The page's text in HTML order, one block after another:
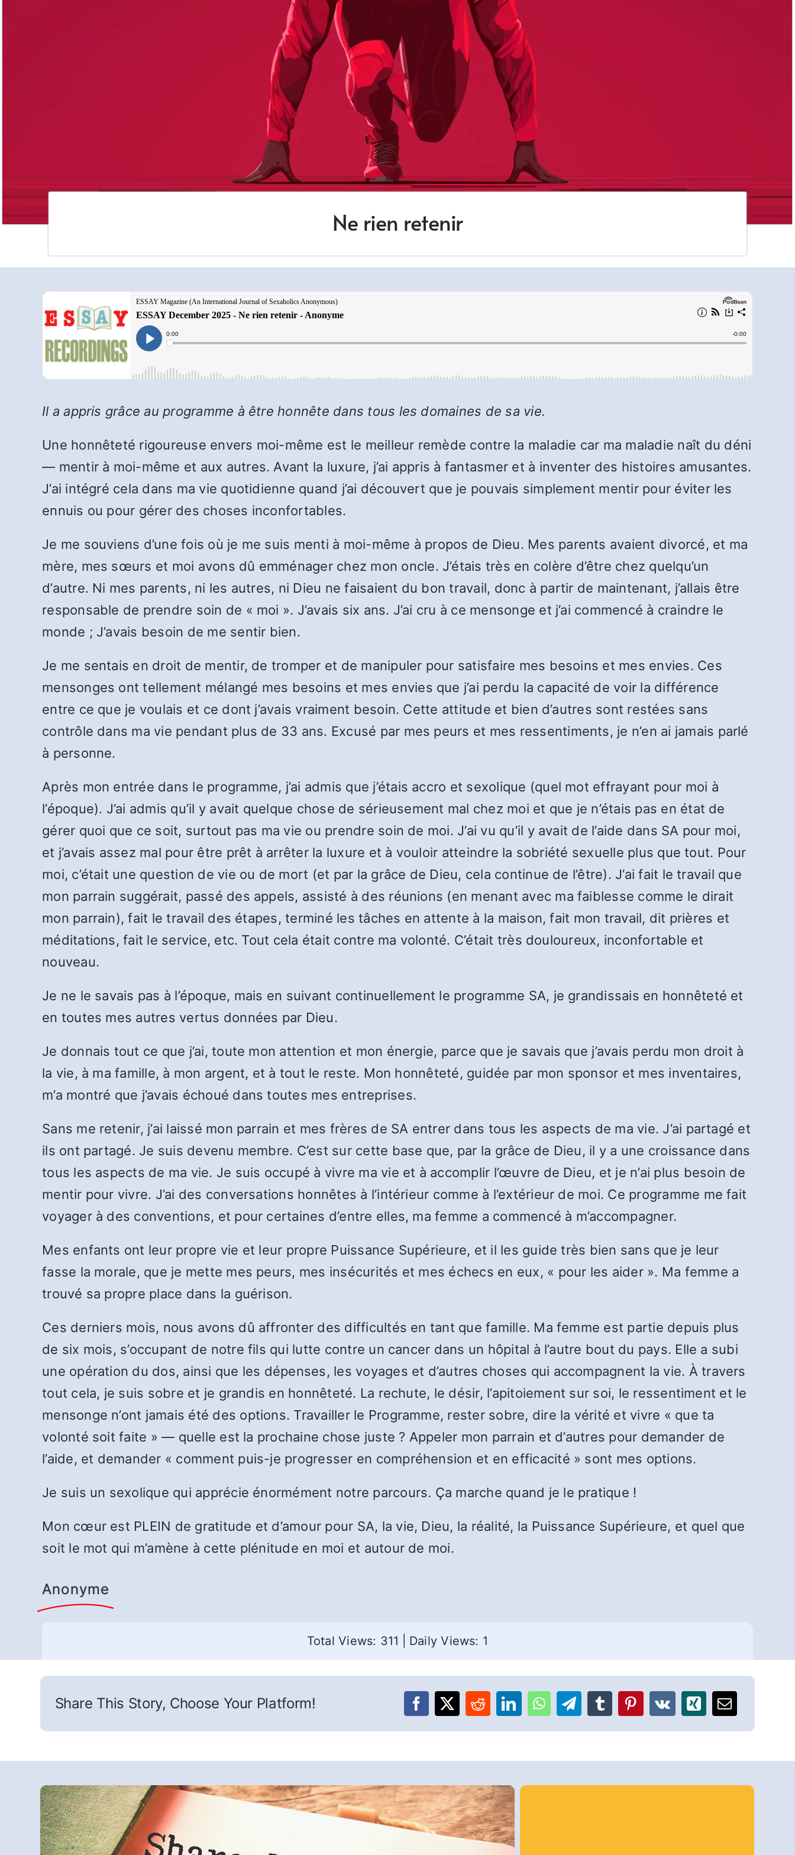
Ne rien retenir
Il a appris grâce au programme à être honnête dans tous les domaines de sa vie.
Une honnêteté rigoureuse envers moi-même est le meilleur remède contre la maladie car ma maladie naît du déni
— mentir à moi-même et aux autres. Avant la luxure, j’ai appris à fantasmer et à inventer des histoires amusantes.
J’ai intégré cela dans ma vie quotidienne quand j’ai découvert que je pouvais simplement mentir pour éviter les
ennuis ou pour gérer des choses inconfortables.
Je me souviens d’une fois où je me suis menti à moi-même à propos de Dieu. Mes parents avaient divorcé, et ma
mère, mes sœurs et moi avons dû emménager chez mon oncle. J’étais très en colère d’être chez quelqu’un
d’autre. Ni mes parents, ni les autres, ni Dieu ne faisaient du bon travail, donc à partir de maintenant, j’allais être
responsable de prendre soin de « moi ». J’avais six ans. J’ai cru à ce mensonge et j’ai commencé à craindre le
monde ; J’avais besoin de me sentir bien.
Je me sentais en droit de mentir, de tromper et de manipuler pour satisfaire mes besoins et mes envies. Ces
mensonges ont tellement mélangé mes besoins et mes envies que j’ai perdu la capacité de voir la différence
entre ce que je voulais et ce dont j’avais vraiment besoin. Cette attitude et bien d’autres sont restées sans
contrôle dans ma vie pendant plus de 33 ans. Excusé par mes peurs et mes ressentiments, je n’en ai jamais parlé
à personne.
Après mon entrée dans le programme, j’ai admis que j’étais accro et sexolique (quel mot effrayant pour moi à
l’époque). J’ai admis qu’il y avait quelque chose de sérieusement mal chez moi et que je n’étais pas en état de
gérer quoi que ce soit, surtout pas ma vie ou prendre soin de moi. J’ai vu qu’il y avait de l’aide dans SA pour moi,
et j’avais assez mal pour être prêt à arrêter la luxure et à vouloir atteindre la sobriété sexuelle plus que tout. Pour
moi, c’était une question de vie ou de mort (et par la grâce de Dieu, cela continue de l’être). J’ai fait le travail que
mon parrain suggérait, passé des appels, assisté à des réunions (en menant avec ma faiblesse comme le dirait
mon parrain), fait le travail des étapes, terminé les tâches en attente à la maison, fait mon travail, dit prières et
méditations, fait le service, etc. Tout cela était contre ma volonté. C’était très douloureux, inconfortable et
nouveau.
Je ne le savais pas à l’époque, mais en suivant continuellement le programme SA, je grandissais en honnêteté et
en toutes mes autres vertus données par Dieu.
Je donnais tout ce que j’ai, toute mon attention et mon énergie, parce que je savais que j’avais perdu mon droit à
la vie, à ma famille, à mon argent, et à tout le reste. Mon honnêteté, guidée par mon sponsor et mes inventaires,
m’a montré que j’avais échoué dans toutes mes entreprises.
Sans me retenir, j’ai laissé mon parrain et mes frères de SA entrer dans tous les aspects de ma vie. J’ai partagé et
ils ont partagé. Je suis devenu membre. C’est sur cette base que, par la grâce de Dieu, il y a une croissance dans
tous les aspects de ma vie. Je suis occupé à vivre ma vie et à accomplir l’œuvre de Dieu, et je n’ai plus besoin de
mentir pour vivre. J’ai des conversations honnêtes à l’intérieur comme à l’extérieur de moi. Ce programme me fait
voyager à des conventions, et pour certaines d’entre elles, ma femme a commencé à m’accompagner.
Mes enfants ont leur propre vie et leur propre Puissance Supérieure, et il les guide très bien sans que je leur
fasse la morale, que je mette mes peurs, mes insécurités et mes échecs en eux, « pour les aider ». Ma femme a
trouvé sa propre place dans la guérison.
Ces derniers mois, nous avons dû affronter des difficultés en tant que famille. Ma femme est partie depuis plus
de six mois, s’occupant de notre fils qui lutte contre un cancer dans un hôpital à l’autre bout du pays. Elle a subi
une opération du dos, ainsi que les dépenses, les voyages et d’autres choses qui accompagnent la vie. À travers
tout cela, je suis sobre et je grandis en honnêteté. La rechute, le désir, l’apitoiement sur soi, le ressentiment et le
mensonge n’ont jamais été des options. Travailler le Programme, rester sobre, dire la vérité et vivre « que ta
volonté soit faite » — quelle est la prochaine chose juste ? Appeler mon parrain et d’autres pour demander de
l’aide, et demander « comment puis-je progresser en compréhension et en efficacité » sont mes options.
Je suis un sexolique qui apprécie énormément notre parcours. Ça marche quand je le pratique !
Mon cœur est PLEIN de gratitude et d’amour pour SA, la vie, Dieu, la réalité, la Puissance Supérieure, et quel que
soit le mot qui m’amène à cette plénitude en moi et autour de moi.
Anonyme
Total Views: 311 Daily Views: 1
Share This Story, Choose Your Platform!